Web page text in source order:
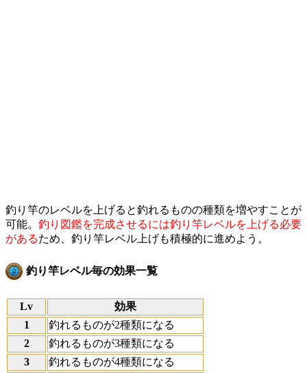
釣り竿のレベルを上げると釣れるものの種類を増やすことが
可能。 釣り図鑑を完成させるには釣り竿レベルを上げる必要
があるため、釣り竿レベル上げも積極的に進めよう。
釣り竿レベル毎の効果一覧
Lv
効果
1
釣れるものが2種類になる
2
釣れるものが3種類になる
3
釣れるものが4種類になる